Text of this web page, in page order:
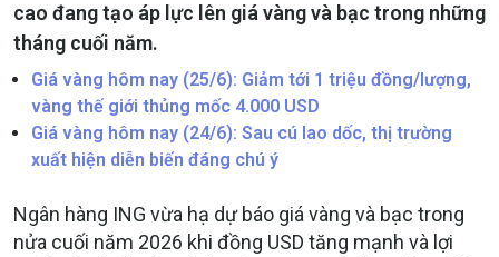
cao đang tạo áp lực lên giá vàng và bạc trong những
tháng cuối năm.
Giá vàng hôm nay (25/6): Giảm tới 1 triệu đồng/lượng,
vàng thế giới thủng mốc 4.000 USD
Giá vàng hôm nay (24/6): Sau cú lao dốc, thị trường
xuất hiện diễn biến đáng chú ý
Ngân hàng ING vừa hạ dự báo giá vàng và bạc trong
nửa cuối năm 2026 khi đồng USD tăng mạnh và lợi